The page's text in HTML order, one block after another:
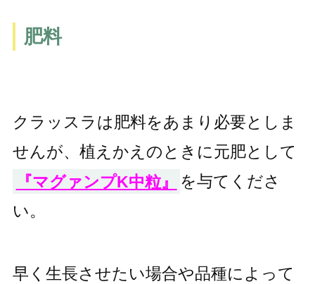
肥料
クラッスラは肥料をあまり必要としま
せんが、植えかえのときに元肥として
『マグァンプK中粒』
を与てくださ
い。
早く生長させたい場合や品種によって